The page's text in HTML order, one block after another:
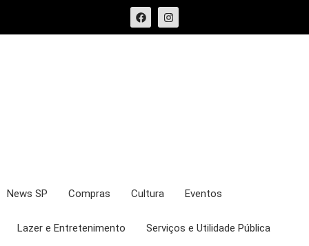
News SP Compras Cultura Eventos
Lazer e Entretenimento Serviços e Utilidade Pública